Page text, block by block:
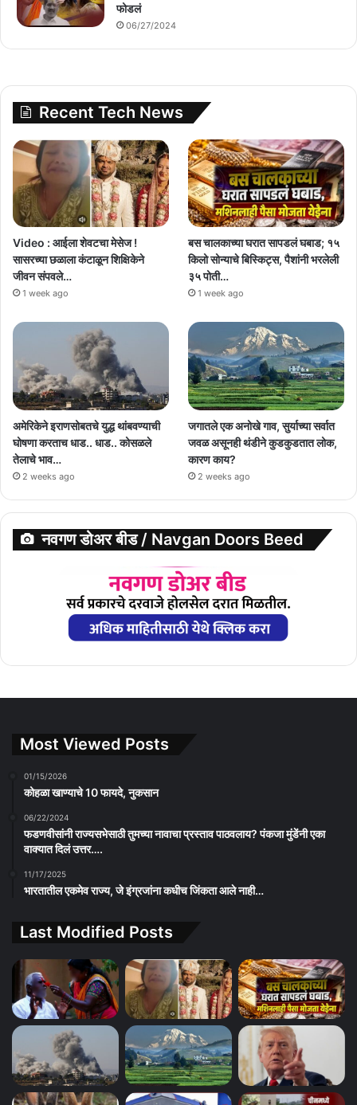
फोडलं
06/27/2024
Recent Tech News
Video : आईला शेवटचा मेसेज !
सासरच्या छळाला कंटाळून शिक्षिकेने
जीवन संपवले…
1 week ago
बस चालकाच्या घरात सापडलं घबाड; १५
किलो सोन्याचे बिस्किट्स, पैशांनी भरलेली
३५ पोती…
1 week ago
अमेरिकेने इराणसोबतचे युद्ध थांबवण्याची
घोषणा करताच धाड.. धाड.. कोसळले
तेलाचे भाव…
2 weeks ago
जगातले एक अनोखे गाव, सुर्याच्या सर्वात
जवळ असूनही थंडीने कुडकुडतात लोक,
कारण काय?
2 weeks ago
नवगण डोअर बीड / Navgan Doors Beed
Most Viewed Posts
01/15/2026
कोहळा खाण्याचे 10 फायदे, नुकसान
06/22/2024
फडणवीसांनी राज्यसभेसाठी तुमच्या नावाचा प्रस्ताव पाठवलाय? पंकजा मुंडेंनी एका
वाक्यात दिलं उत्तर….
11/17/2025
भारतातील एकमेव राज्य, जे इंग्रजांना कधीच जिंकता आले नाही…
Last Modified Posts